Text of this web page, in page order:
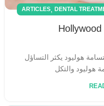
ARTICLES, DENTAL
هوليود يكثر التساؤل